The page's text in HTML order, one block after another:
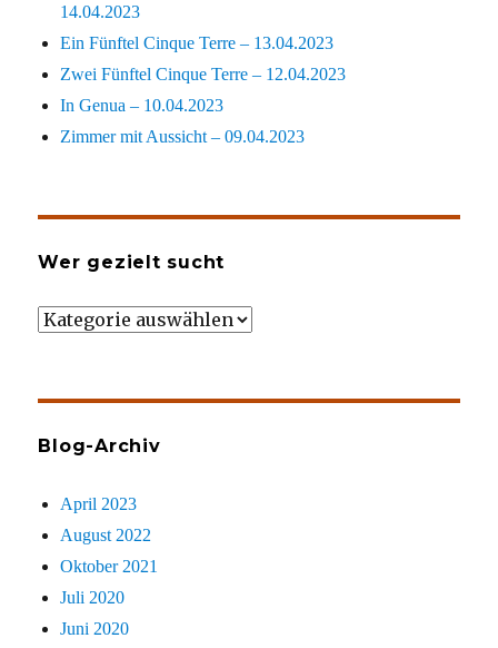
14.04.2023
Ein Fünftel Cinque Terre – 13.04.2023
Zwei Fünftel Cinque Terre – 12.04.2023
In Genua – 10.04.2023
Zimmer mit Aussicht – 09.04.2023
Wer gezielt sucht
Wer
Blog-Archiv
April 2023
August 2022
Oktober 2021
Juli 2020
Juni 2020